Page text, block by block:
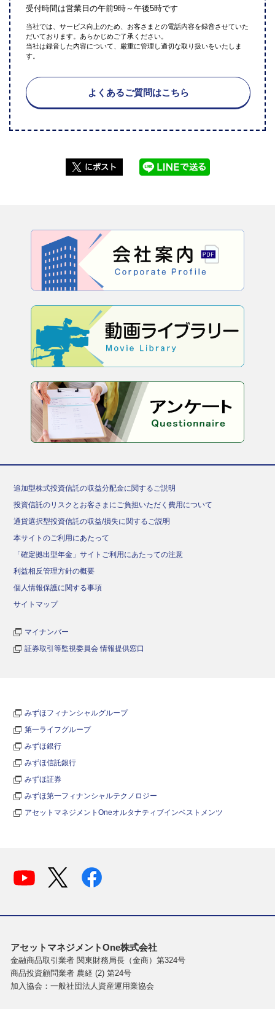
受付時間は営業日の午前9時～午後5時です
当社では、サービス向上のため、お客さまとの電話内容を録音させていた
だいております。あらかじめご了承ください。
当社は録音した内容について、厳重に管理し適切な取り扱いをいたしま
す。
よくあるご質問はこちら
追加型株式投資信託の収益分配金に関するご説明
投資信託のリスクとお客さまにご負担いただく費用について
通貨選択型投資信託の収益/損失に関するご説明
本サイトのご利用にあたって
「確定拠出型年金」サイトご利用にあたっての注意
利益相反管理方針の概要
個人情報保護に関する事項
サイトマップ
マイナンバー
証券取引等監視委員会 情報提供窓口
みずほフィナンシャルグループ
第一ライフグループ
みずほ銀行
みずほ信託銀行
みずほ証券
みずほ第一フィナンシャルテクノロジー
アセットマネジメントOneオルタナティブインベストメンツ
アセットマネジメントOne株式会社
金融商品取引業者 関東財務局長（金商）第324号
商品投資顧問業者 農経 (2) 第24号
加入協会：一般社団法人資産運用業協会